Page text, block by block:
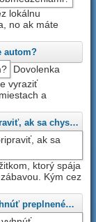
lokálnu
no ak máte
autom?
Dovolenka
vyraziť
a
Na aké udalosti a pravidlá obliekania sa pripraviť, ak sa chystáte dovolenkovať na výletnej lodi?
ktorý spája
Kým cez
Ako sa pri balení oblečenia na dovolenku vyhnúť preplnenému kufru?